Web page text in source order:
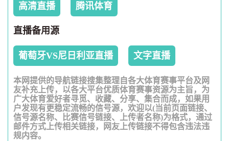
高清直播 腾讯体育
直播备用源
葡萄牙VS尼日利亚直播 文字直播
本网提供的导航链接搜集整理自各大体育赛事平台及网
友补充上传，以各大平台优质体育赛事资源为主旨，为
广大体育爱好者寻觅、收藏、分享、集合而成，如果用
户发现有更稳定流畅的信号源，欢迎以(当前页面链接、
信号源名称、比赛信号链接、上传者名称)为格式，通过
邮件方式上传相关链接，网友上传链接不得包含违法违
规内容。